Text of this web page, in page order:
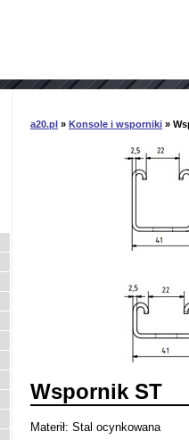
a20.pl » Konsole i wsporniki »
Wspornik ST
Materił: Stal ocynkowana